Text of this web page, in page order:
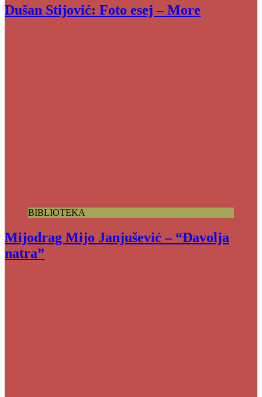
Dušan Stijović: Foto esej – More
BIBLIOTEKA
Mijodrag Mijo Janjušević – “Đavolja
natra”